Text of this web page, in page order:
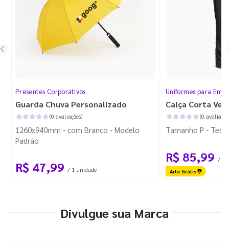
Presentes Corporativos
Guarda Chuva Personalizado
(0 avaliações)
1260x940mm - com Branco - Modelo
Padrão
R$ 47,99 / 1 unidade
Uniformes para
Calça Corta
(0
Tamanho P -
R$ 85,99 / 1
Arte Grátis
Divulgue sua Marca